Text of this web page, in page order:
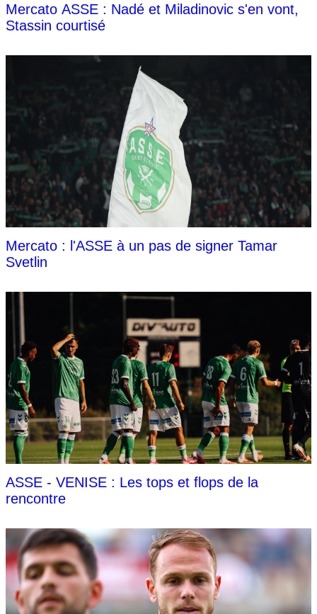
Mercato ASSE : Nadé et Miladinovic s'en vont,
Stassin courtisé
Mercato : l'ASSE à un pas de signer Tamar
Svetlin
ASSE - VENISE : Les tops et flops de la
rencontre